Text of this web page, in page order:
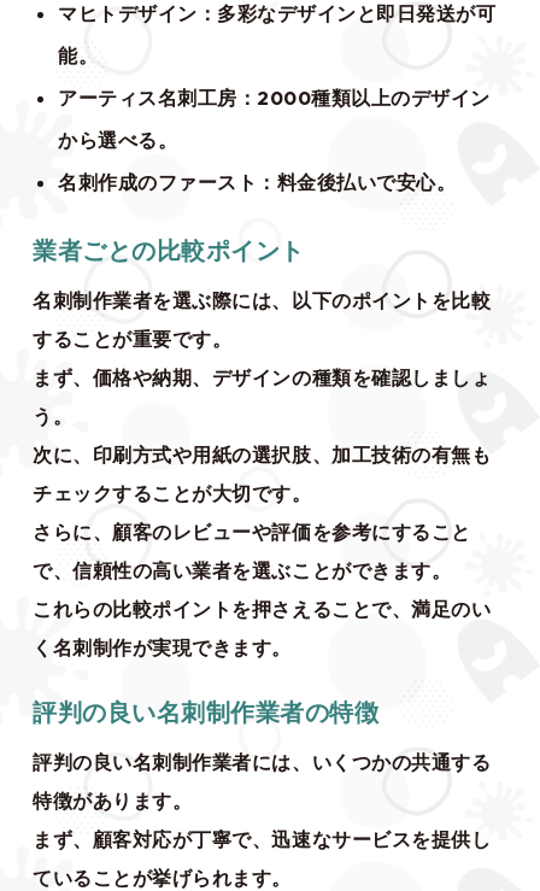
マヒトデザイン：多彩なデザインと即日発送が可
能。
アーティス名刺工房：2000種類以上のデザイン
から選べる。
名刺作成のファースト：料金後払いで安心。
業者ごとの比較ポイント
名刺制作業者を選ぶ際には、以下のポイントを比較
することが重要です。
まず、価格や納期、デザインの種類を確認しましょ
う。
次に、印刷方式や用紙の選択肢、加工技術の有無も
チェックすることが大切です。
さらに、顧客のレビューや評価を参考にすること
で、信頼性の高い業者を選ぶことができます。
これらの比較ポイントを押さえることで、満足のい
く名刺制作が実現できます。
評判の良い名刺制作業者の特徴
評判の良い名刺制作業者には、いくつかの共通する
特徴があります。
まず、顧客対応が丁寧で、迅速なサービスを提供し
ていることが挙げられます。